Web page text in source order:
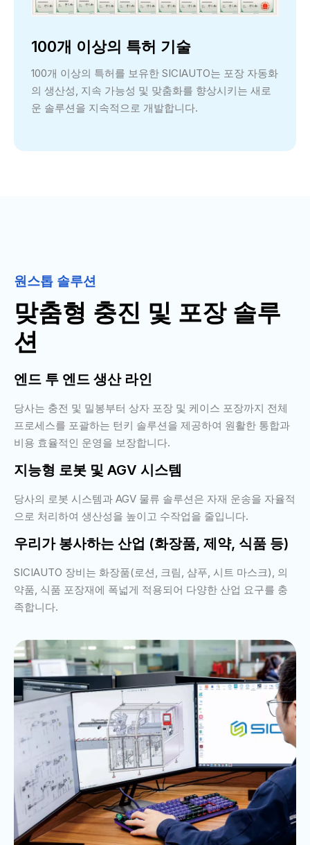
100개 이상의 특허 기술
100개 이상의 특허를 보유한 SICIAUTO는 포장 자동화
의 생산성, 지속 가능성 및 맞춤화를 향상시키는 새로
운 솔루션을 지속적으로 개발합니다.
원스톱 솔루션
맞춤형 충진 및 포장 솔루
션
엔드 투 엔드 생산 라인
당사는 충전 및 밀봉부터 상자 포장 및 케이스 포장까지 전체
프로세스를 포괄하는 턴키 솔루션을 제공하여 원활한 통합과
비용 효율적인 운영을 보장합니다.
지능형 로봇 및 AGV 시스템
당사의 로봇 시스템과 AGV 물류 솔루션은 자재 운송을 자율적
으로 처리하여 생산성을 높이고 수작업을 줄입니다.
우리가 봉사하는 산업 (화장품, 제약, 식품 등)
SICIAUTO 장비는 화장품(로션, 크림, 샴푸, 시트 마스크), 의
약품, 식품 포장재에 폭넓게 적용되어 다양한 산업 요구를 충
족합니다.